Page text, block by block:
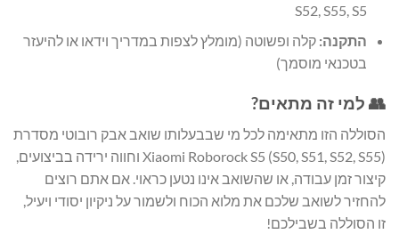
S52, S55, S5
התקנה: קלה ופשוטה (מומלץ לצפות במדריך וידאו או להיעזר
בטכנאי מוסמך)
👥 למי זה מתאים?
הסוללה הזו מתאימה לכל מי שבבעלותו שואב אבק רובוטי מסדרת
Xiaomi Roborock S5 (S50, S51, S52, S55) וחווה ירידה בביצועים,
קיצור זמן עבודה, או שהשואב אינו נטען כראוי. אם אתם רוצים
להחזיר לשואב שלכם את מלוא הכוח ולשמור על ניקיון יסודי ויעיל,
זו הסוללה בשבילכם!